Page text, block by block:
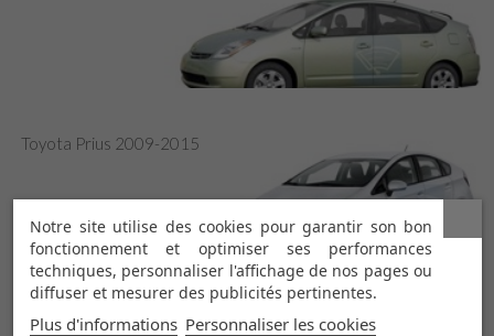
Toyota Prius 2009-2015
Toyota Prius depuis 2016
Notre site utilise des cookies pour garantir son bon
fonctionnement et optimiser ses performances
techniques, personnaliser l'affichage de nos pages ou
diffuser et mesurer des publicités pertinentes.
Plus d'informations Personnaliser les cookies